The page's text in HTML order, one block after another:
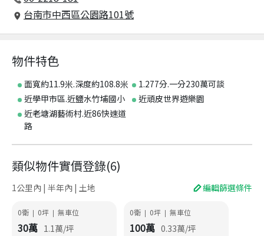
台南市中西區公園路101號
物件特色
面寬約11.9米.深度約108.8米
1.277分.一分230萬可談
近學甲市區.近鹽水竹埔國小
近頑皮世界遊樂園
近老塘湖藝術村.近86快速道
路
類似物件實價登錄(6)
1公里內 | 半年內 | 土地 編輯篩選條件
0衛 | 0坪 | 無車位
30萬 1.1萬/坪
0衛 | 0坪 | 無車位
100萬 0.33萬/坪